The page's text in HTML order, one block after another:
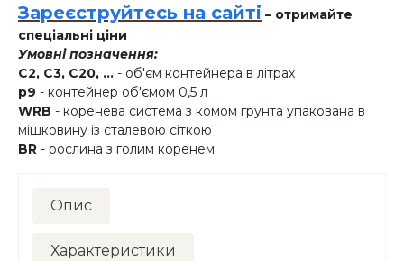
Зареєструйтесь на сайті – отримайте
спеціальні ціни
Умовні позначення:
C2, C3, C20, ... - об'єм контейнера в літрах
p9 - контейнер об'ємом 0,5 л
WRB - коренева система з комом грунта упакована в
мішковину із сталевою сіткою
BR - рослина з голим коренем
Опис
Характеристики